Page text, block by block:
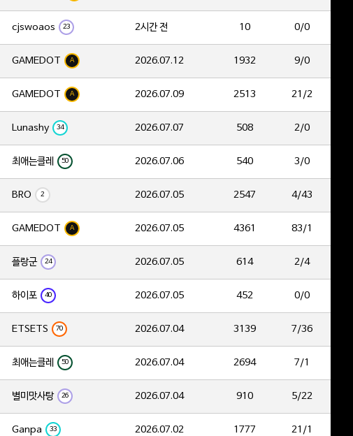
cjswoaos 23 2시간 전 10 0/0
GAMEDOT A 2026.07.12 1932 9/0
GAMEDOT A 2026.07.09 2513 21/2
Lunashy 34 2026.07.07 508 2/0
최애는클레 50 2026.07.06 540 3/0
BRO 2 2026.07.05 2547 4/43
GAMEDOT A 2026.07.05 4361 83/1
플랑군 24 2026.07.05 614 2/4
하이포 40 2026.07.05 452 0/0
ETSETS 70 2026.07.04 3139 7/36
최애는클레 50 2026.07.04 2694 7/1
별미맛사탕 26 2026.07.04 910 5/22
Ganpa 33 2026.07.02 1777 21/1